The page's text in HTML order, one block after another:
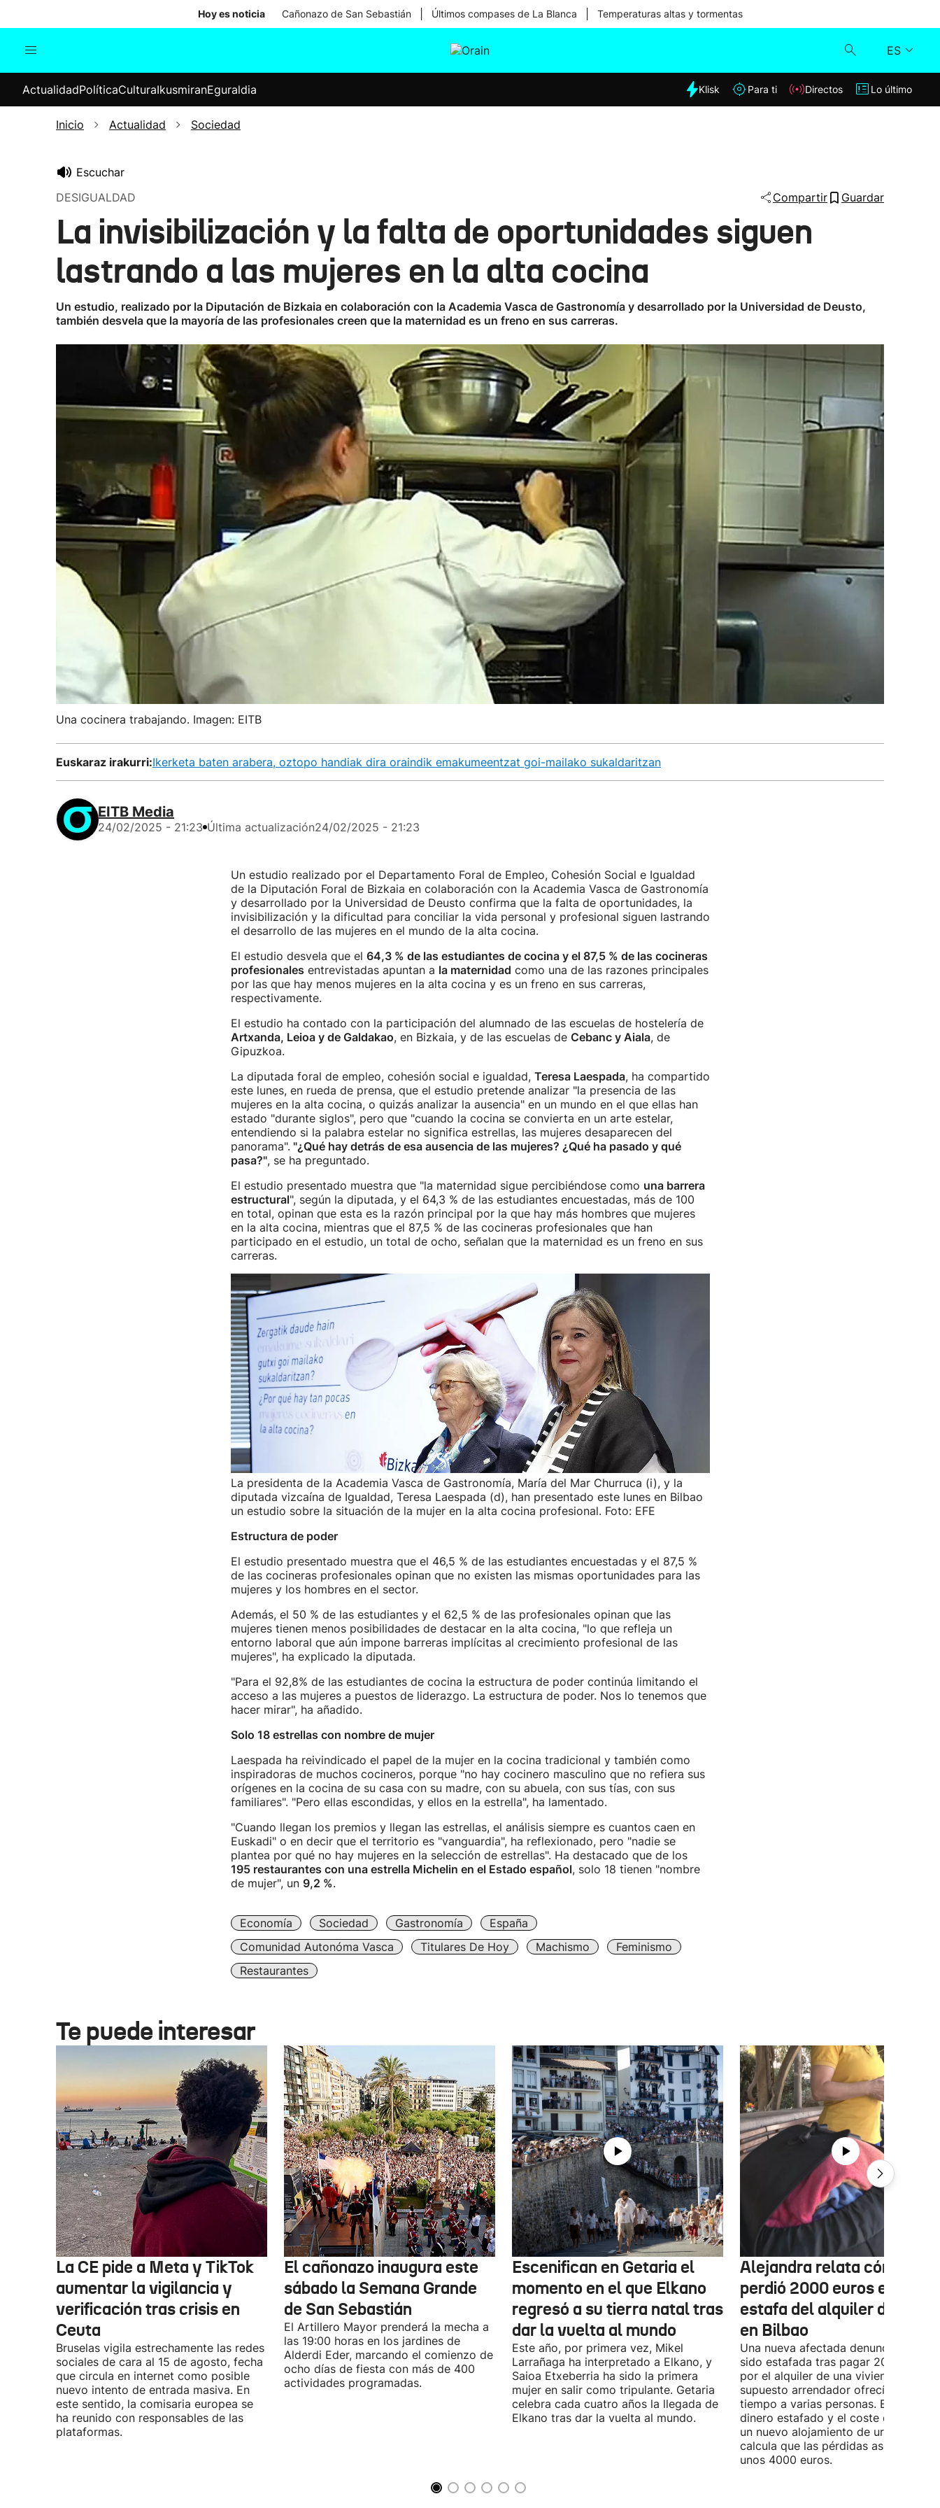
Hoy es noticia Cañonazo de San Sebastián Últimos compases de La Blanca Temperaturas altas y tormentas
ES
Internacional
Elecciones
Klisk
ActualidadPolíticaCulturaIkusmiranEguraldia Klisk Para ti Directos Lo último
Inicio Actualidad Sociedad
Escuchar
DESIGUALDAD
Compartir Guardar
La invisibilización y la falta de oportunidades siguen
lastrando a las mujeres en la alta cocina
Un estudio, realizado por la Diputación de Bizkaia en colaboración con la Academia Vasca de Gastronomía y desarrollado por la Universidad de Deusto,
también desvela que la mayoría de las profesionales creen que la maternidad es un freno en sus carreras.
Una cocinera trabajando. Imagen: EITB
Euskaraz irakurri:Ikerketa baten arabera, oztopo handiak dira oraindik emakumeentzat goi-mailako sukaldaritzan
EITB Media
24/02/2025 - 21:23 Última actualización24/02/2025 - 21:23
Un estudio realizado por el Departamento Foral de Empleo, Cohesión Social e Igualdad
de la Diputación Foral de Bizkaia en colaboración con la Academia Vasca de Gastronomía
y desarrollado por la Universidad de Deusto confirma que la falta de oportunidades, la
invisibilización y la dificultad para conciliar la vida personal y profesional siguen lastrando
el desarrollo de las mujeres en el mundo de la alta cocina.
El estudio desvela que el 64,3 % de las estudiantes de cocina y el 87,5 % de las cocineras
profesionales entrevistadas apuntan a la maternidad como una de las razones principales
por las que hay menos mujeres en la alta cocina y es un freno en sus carreras,
respectivamente.
El estudio ha contado con la participación del alumnado de las escuelas de hostelería de
Artxanda, Leioa y de Galdakao, en Bizkaia, y de las escuelas de Cebanc y Aiala, de
Gipuzkoa.
La diputada foral de empleo, cohesión social e igualdad, Teresa Laespada, ha compartido
este lunes, en rueda de prensa, que el estudio pretende analizar "la presencia de las
mujeres en la alta cocina, o quizás analizar la ausencia" en un mundo en el que ellas han
estado "durante siglos", pero que "cuando la cocina se convierta en un arte estelar,
entendiendo si la palabra estelar no significa estrellas, las mujeres desaparecen del
panorama". "¿Qué hay detrás de esa ausencia de las mujeres? ¿Qué ha pasado y qué
pasa?", se ha preguntado.
El estudio presentado muestra que "la maternidad sigue percibiéndose como una barrera
estructural", según la diputada, y el 64,3 % de las estudiantes encuestadas, más de 100
en total, opinan que esta es la razón principal por la que hay más hombres que mujeres
en la alta cocina, mientras que el 87,5 % de las cocineras profesionales que han
participado en el estudio, un total de ocho, señalan que la maternidad es un freno en sus
carreras.
La presidenta de la Academia Vasca de Gastronomía, María del Mar Churruca (i), y la
diputada vizcaína de Igualdad, Teresa Laespada (d), han presentado este lunes en Bilbao
un estudio sobre la situación de la mujer en la alta cocina profesional. Foto: EFE
Estructura de poder
El estudio presentado muestra que el 46,5 % de las estudiantes encuestadas y el 87,5 %
de las cocineras profesionales opinan que no existen las mismas oportunidades para las
mujeres y los hombres en el sector.
Además, el 50 % de las estudiantes y el 62,5 % de las profesionales opinan que las
mujeres tienen menos posibilidades de destacar en la alta cocina, "lo que refleja un
entorno laboral que aún impone barreras implícitas al crecimiento profesional de las
mujeres", ha explicado la diputada.
"Para el 92,8% de las estudiantes de cocina la estructura de poder continúa limitando el
acceso a las mujeres a puestos de liderazgo. La estructura de poder. Nos lo tenemos que
hacer mirar", ha añadido.
Solo 18 estrellas con nombre de mujer
Laespada ha reivindicado el papel de la mujer en la cocina tradicional y también como
inspiradoras de muchos cocineros, porque "no hay cocinero masculino que no refiera sus
orígenes en la cocina de su casa con su madre, con su abuela, con sus tías, con sus
familiares". "Pero ellas escondidas, y ellos en la estrella", ha lamentado.
"Cuando llegan los premios y llegan las estrellas, el análisis siempre es cuantos caen en
Euskadi" o en decir que el territorio es "vanguardia", ha reflexionado, pero "nadie se
plantea por qué no hay mujeres en la selección de estrellas". Ha destacado que de los
195 restaurantes con una estrella Michelin en el Estado español, solo 18 tienen "nombre
de mujer", un 9,2 %.
Economía Sociedad Gastronomía
España
Comunidad Autonóma Vasca
Titulares De Hoy Machismo
Feminismo
Restaurantes
Te puede interesar
La CE pide a Meta y TikTok
aumentar la vigilancia y
verificación tras crisis en
Ceuta
Bruselas vigila estrechamente las redes
sociales de cara al 15 de agosto, fecha
que circula en internet como posible
nuevo intento de entrada masiva. En
este sentido, la comisaria europea se
ha reunido con responsables de las
plataformas.
El cañonazo inaugura este
sábado la Semana Grande
de San Sebastián
El Artillero Mayor prenderá la mecha a
las 19:00 horas en los jardines de
Alderdi Eder, marcando el comienzo de
ocho días de fiesta con más de 400
actividades programadas.
Escenifican en Getaria el
momento en el que Elkano
regresó a su tierra natal tras
dar la vuelta al mundo
Este año, por primera vez, Mikel
Larrañaga ha interpretado a Elkano, y
Saioa Etxeberria ha sido la primera
mujer en salir como tripulante. Getaria
celebra cada cuatro años la llegada de
Elkano tras dar la vuelta al mundo.
Alejandra relata cómo
perdió 2000 euros en la
estafa del alquiler de un
en Bilbao
Una nueva afectada denuncia haber
sido estafada tras pagar 2000 euros
por el alquiler de una vivienda que el
supuesto arrendador ofrecía al
tiempo a varias personas. Entre el
dinero estafado y el coste de
un nuevo alojamiento de urgencia,
calcula que las pérdidas ascienden a
unos 4000 euros.